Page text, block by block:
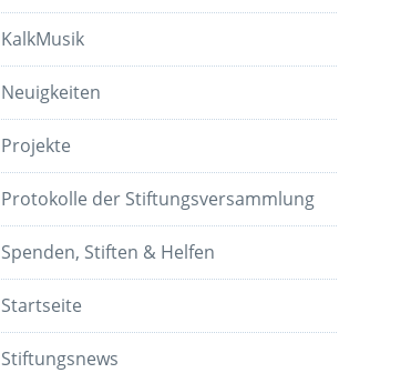
KalkMusik
Neuigkeiten
Projekte
Protokolle der Stiftungsversammlung
Spenden, Stiften & Helfen
Startseite
Stiftungsnews